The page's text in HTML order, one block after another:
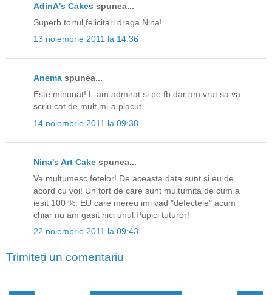
AdinA's Cakes spunea...
Superb tortul,felicitari draga Nina!
13 noiembrie 2011 la 14:36
Anema spunea...
Este minunat! L-am admirat si pe fb dar am vrut sa va
scriu cat de mult mi-a placut...
14 noiembrie 2011 la 09:38
Nina's Art Cake spunea...
Va multumesc fetelor! De aceasta data sunt si eu de
acord cu voi! Un tort de care sunt multumita de cum a
iesit 100 %. EU care mereu imi vad "defectele" acum
chiar nu am gasit nici unul.Pupici tuturor!
22 noiembrie 2011 la 09:43
Trimiteți un comentariu